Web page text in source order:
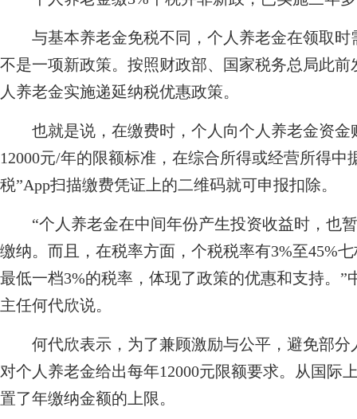
与基本养老金免税不同，个人养老金在领取时
不是一项新政策。按照财政部、国家税务总局此
人养老金实施递延纳税优惠政策。
也就是说，在缴费时，个人向个人养老金资金
12000元/年的限额标准，在综合所得或经营所得中
税”App扫描缴费凭证上的二维码就可申报扣除。
“个人养老金在中间年份产生投资收益时，也
缴纳。而且，在税率方面，个税税率有3%至45%
最低一档3%的税率，体现了政策的优惠和支持。
主任何代欣说。
何代欣表示，为了兼顾激励与公平，避免部分
对个人养老金给出每年12000元限额要求。从国际
置了年缴纳金额的上限。